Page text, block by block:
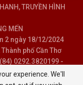
TRUYỀN HÌNH
MẾN
2 ngày 18/12/2024
phố Cần Thơ
0292.3820199 -
experience. We'll